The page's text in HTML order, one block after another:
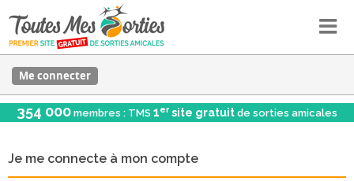
Me connecter
354 000 membres : TMS 1er site gratuit de sorties amicales
Je me connecte à mon compte